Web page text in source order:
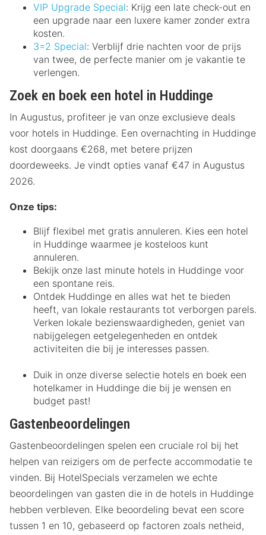
VIP Upgrade Special: Krijg een late check-out en
een upgrade naar een luxere kamer zonder extra
kosten.
3=2 Special: Verblijf drie nachten voor de prijs
van twee, de perfecte manier om je vakantie te
verlengen.
Zoek en boek een hotel in Huddinge
In Augustus, profiteer je van onze exclusieve deals
voor hotels in Huddinge. Een overnachting in Huddinge
kost doorgaans €268, met betere prijzen
doordeweeks. Je vindt opties vanaf €47 in Augustus
2026.
Onze tips:
Blijf flexibel met gratis annuleren. Kies een hotel
in Huddinge waarmee je kosteloos kunt
annuleren.
Bekijk onze last minute hotels in Huddinge voor
een spontane reis.
Ontdek Huddinge en alles wat het te bieden
heeft, van lokale restaurants tot verborgen parels.
Verken lokale bezienswaardigheden, geniet van
nabijgelegen eetgelegenheden en ontdek
activiteiten die bij je interesses passen.
Duik in onze diverse selectie hotels en boek een
hotelkamer in Huddinge die bij je wensen en
budget past!
Gastenbeoordelingen
Gastenbeoordelingen spelen een cruciale rol bij het
helpen van reizigers om de perfecte accommodatie te
vinden. Bij HotelSpecials verzamelen we echte
beoordelingen van gasten die in de hotels in Huddinge
hebben verbleven. Elke beoordeling bevat een score
tussen 1 en 10, gebaseerd op factoren zoals netheid,